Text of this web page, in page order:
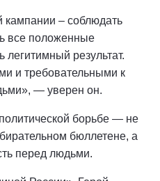
кампании – соблюдать
все положенные
легитимный результат.
и требовательными к
— уверен он.
борьбе — не
бюллетене, а
перед людьми.